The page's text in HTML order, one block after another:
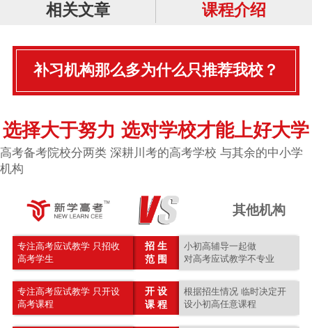
相关文章 课程介绍
补习机构那么多为什么只推荐我校？
选择大于努力 选对学校才能上好大学
高考备考院校分两类 深耕川考的高考学校 与其余的中小学
机构
其他机构
专注高考应试教学 只招收
高考学生
招 生
范 围
小初高辅导一起做
对高考应试教学不专业
专注高考应试教学 只开设
高考课程
开 设
课 程
根据招生情况 临时决定开
设小初高任意课程